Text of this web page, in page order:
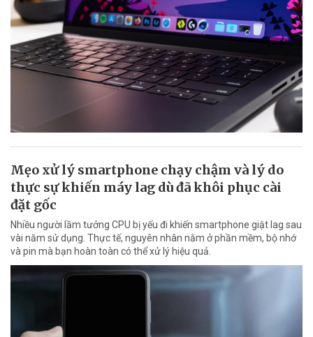
Mẹo xử lý smartphone chạy chậm và lý do
thực sự khiến máy lag dù đã khôi phục cài
đặt gốc
Nhiều người lầm tưởng CPU bị yếu đi khiến smartphone giật lag sau
vài năm sử dụng. Thực tế, nguyên nhân nằm ở phần mềm, bộ nhớ
và pin mà bạn hoàn toàn có thể xử lý hiệu quả.